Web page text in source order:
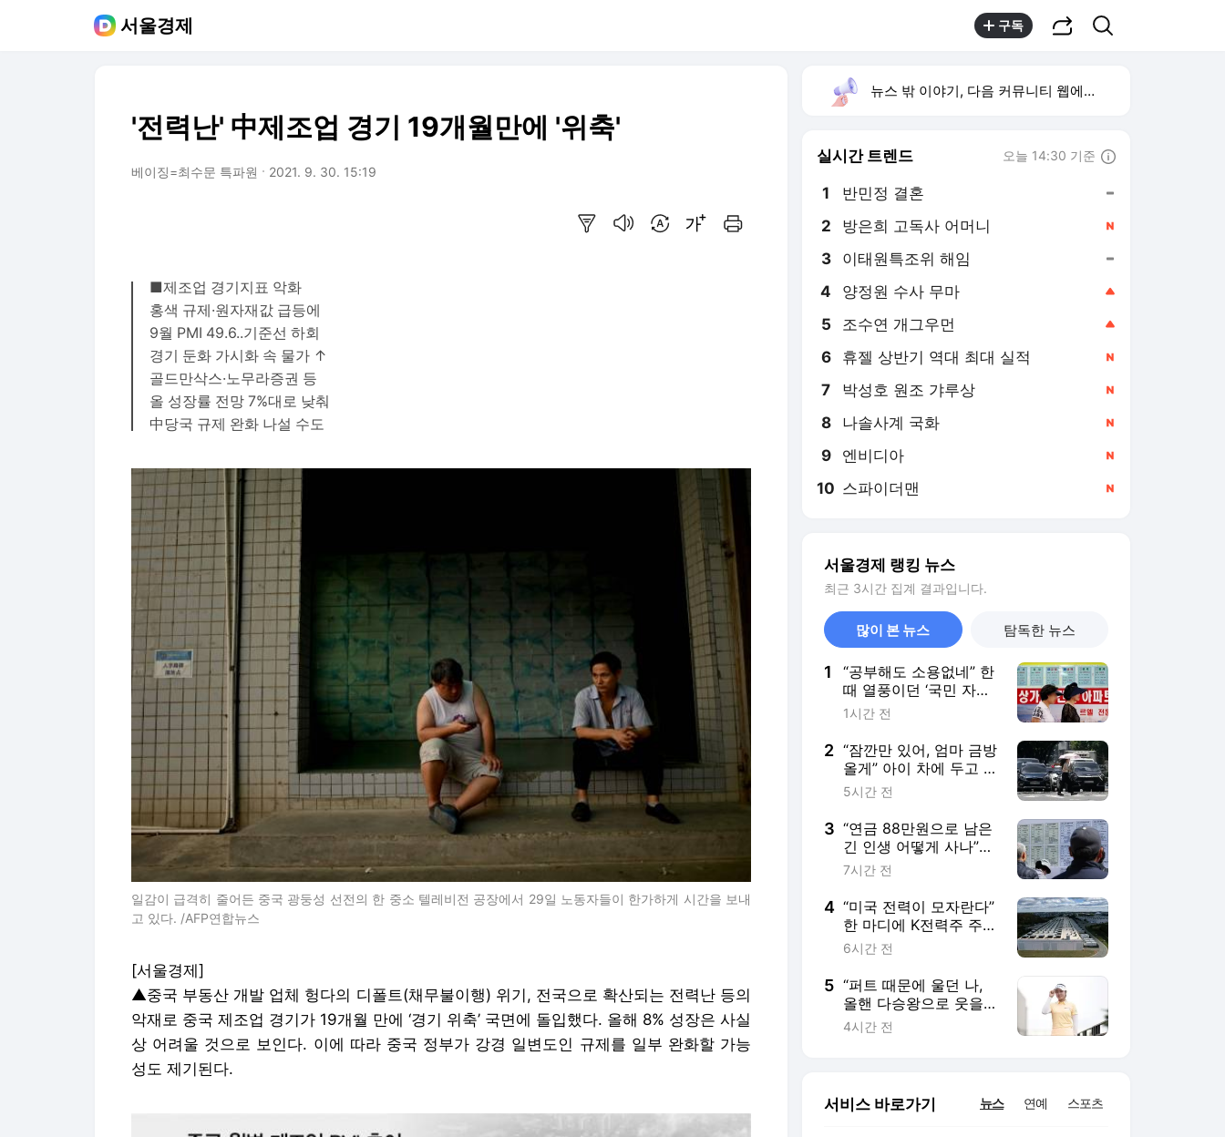
서울경제 구독
'전력난' 中제조업 경기 19개월만에 '위축'
베이징=최수문 특파원 2021. 9. 30. 15:19
■제조업 경기지표 악화
홍색 규제·원자재값 급등에
9월 PMI 49.6..기준선 하회
경기 둔화 가시화 속 물가 ↑
골드만삭스·노무라증권 등
올 성장률 전망 7%대로 낮춰
中당국 규제 완화 나설 수도
일감이 급격히 줄어든 중국 광둥성 선전의 한 중소 텔레비전 공장에서 29일 노동자들이 한가하게 시간을 보내
고 있다. /AFP연합뉴스
[서울경제]
▲중국 부동산 개발 업체 헝다의 디폴트(채무불이행) 위기, 전국으로 확산되는 전력난 등의
악재로 중국 제조업 경기가 19개월 만에 ‘경기 위축’ 국면에 돌입했다. 올해 8% 성장은 사실
상 어려울 것으로 보인다. 이에 따라 중국 정부가 강경 일변도인 규제를 일부 완화할 가능
성도 제기된다.
뉴스 밖 이야기, 다음 커뮤니티 웹에서 보기
실시간 트렌드 오늘 14:30 기준
1 반민정 결혼
2 방은희 고독사 어머니
3 이태원특조위 해임
4 양정원 수사 무마
5 조수연 개그우먼
6 휴젤 상반기 역대 최대 실적
7 박성호 원조 갸루상
8 나솔사계 국화
9 엔비디아
10 스파이더맨
서울경제 랭킹 뉴스
최근 3시간 집계 결과입니다.
많이 본 뉴스 탐독한 뉴스
1
“공부해도 소용없네” 한
때 열풍이던 ‘국민 자격
증’…4년 만에 반토막 난
1시간 전
2 “잠깐만 있어, 엄마 금방
올게” 아이 차에 두고 내
렸다간…‘85도 찜통’에
5시간 전
3 “연금 88만원으로 남은
긴 인생 어떻게 사나”…
73세까지 일하겠다는
7시간 전
4 “미국 전력이 모자란다”
한 마디에 K전력주 주
목…AI 데이터센터 전력
6시간 전
5 “퍼트 때문에 울던 나,
올핸 다승왕으로 웃을래
요”
4시간 전
서비스 바로가기 뉴스 연예 스포츠